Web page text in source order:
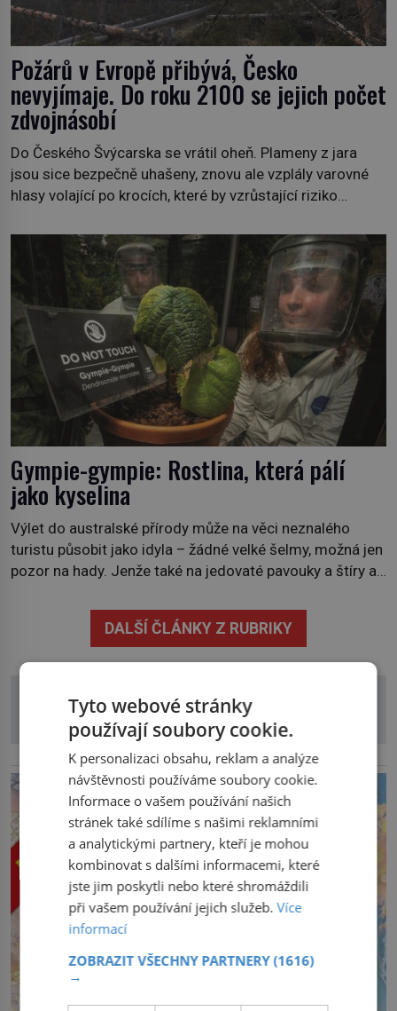
Požárů v Evropě přibývá, Česko
nevyjímaje. Do roku 2100 se jejich počet
zdvojnásobí
Do Českého Švýcarska se vrátil oheň. Plameny z jara
jsou sice bezpečně uhašeny, znovu ale vzplály varovné
hlasy volající po krocích, které by vzrůstající riziko
požáry už nejsou problémem pouze vzdáleného
Středomoří. S oteplujícím se klimatem, vysušenou
krajinou a desetiletími lidských zásahů se z nich stává
nový evropský normál […]
Gympie-gympie: Rostlina, která pálí
jako kyselina
Výlet do australské přírody může na věci neznalého
turistu působit jako idyla – žádné velké šelmy, možná jen
pozor na hady. Jenže také na jedovaté pavouky a štíry a
Stačí letmý dotyk a ozve se pronikavá bolest, která
přetrvává i týdny. Nenápadný tento […]
DALŠÍ ČLÁNKY Z RUBRIKY
reklama
Tyto webové stránky
používají soubory cookie.
K personalizaci obsahu, reklam a analýze
návštěvnosti používáme soubory cookie.
Informace o vašem používání našich
stránek také sdílíme s našimi reklamními
a analytickými partnery, kteří je mohou
kombinovat s dalšími informacemi, které
jste jim poskytli nebo které shromáždili
při vašem používání jejich služeb.Více
informací
ZOBRAZIT VŠECHNY PARTNERY(1616)
→